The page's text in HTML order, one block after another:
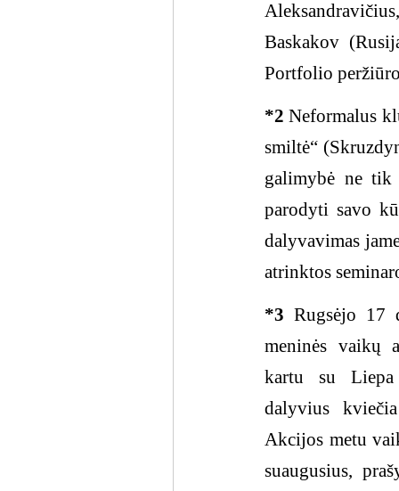
Baskakov
Portfolio
*2 Neformalus
smiltė“
galimybė ne tik
parodyti savo
dalyvavimas
atrinktos
*3 Rugsėjo 17
meninės vaikų
kartu su Liepa
dalyvius
Akcijos metu
suaugusius,